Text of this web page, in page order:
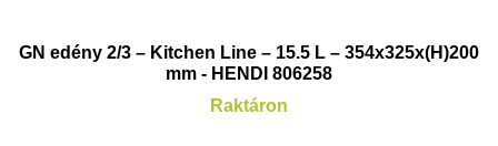
GN edény 2/3 – Kitchen Line – 15.5 L – 354x325x(H)200
mm - HENDI 806258
Raktáron